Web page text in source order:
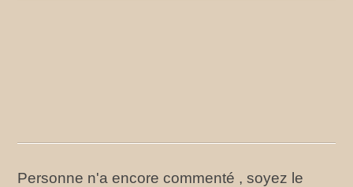
Personne n'a encore commenté , soyez le